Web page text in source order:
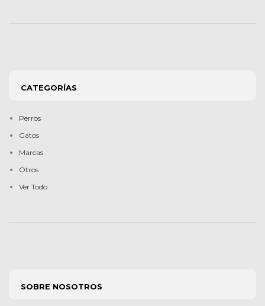
CATEGORÍAS
Perros
Gatos
Marcas
Otros
Ver Todo
SOBRE NOSOTROS